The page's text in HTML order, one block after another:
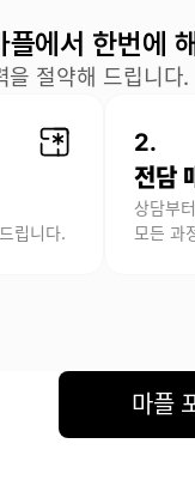
에서 한번에
을 절약해 드립니다.
립니다.
2.
전담
상담부
모든 과
마플